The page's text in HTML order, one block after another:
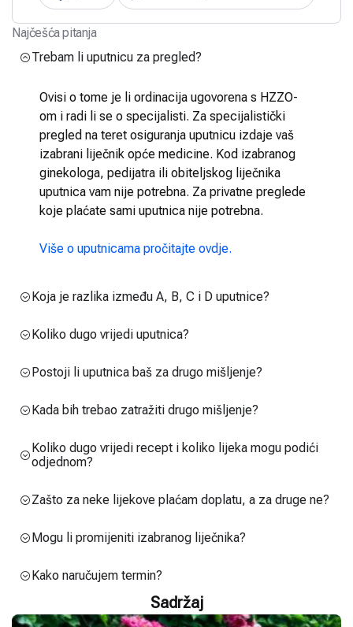
Najčešća pitanja
Trebam li uputnicu za pregled?
Ovisi o tome je li ordinacija ugovorena s HZZO-
om i radi li se o specijalisti. Za specijalistički
pregled na teret osiguranja uputnicu izdaje vaš
izabrani liječnik opće medicine. Kod izabranog
ginekologa, pedijatra ili obiteljskog liječnika
uputnica vam nije potrebna. Za privatne preglede
koje plaćate sami uputnica nije potrebna.
Više o uputnicama pročitajte ovdje.
Koja je razlika između A, B, C i D uputnice?
Koliko dugo vrijedi uputnica?
Postoji li uputnica baš za drugo mišljenje?
Kada bih trebao zatražiti drugo mišljenje?
Koliko dugo vrijedi recept i koliko lijeka mogu podići
odjednom?
Zašto za neke lijekove plaćam doplatu, a za druge ne?
Mogu li promijeniti izabranog liječnika?
Kako naručujem termin?
Sadržaj